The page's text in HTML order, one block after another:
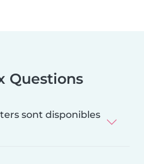
Questions
sont disponibles